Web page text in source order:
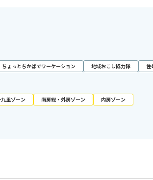
ちょっとちかばでワーケーション 地域おこし協力隊 住
里ゾーン 南房総・外房ゾーン 内房ゾーン